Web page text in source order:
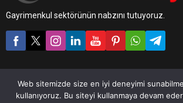
Gayrimenkul sektörünün nabzını tutuyoruz.
EmlakMedya © 2026
Web sitemizde size en iyi deneyimi
kullanıyoruz. Bu siteyi kullanmaya devam